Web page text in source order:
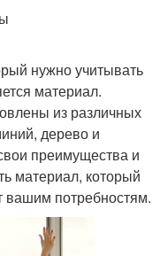
нужно учитывать
материал.
из различных
дерево и
преимущества и
материал, который
вашим потребностям.